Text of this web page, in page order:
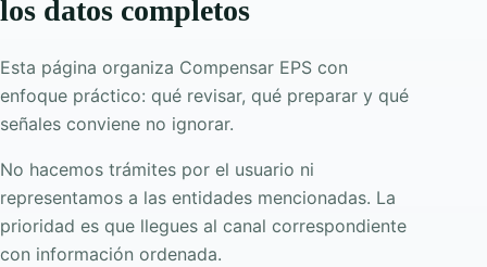
los datos completos
Esta página organiza Compensar EPS con
enfoque práctico: qué revisar, qué preparar y qué
señales conviene no ignorar.
No hacemos trámites por el usuario ni
representamos a las entidades mencionadas. La
prioridad es que llegues al canal correspondiente
con información ordenada.